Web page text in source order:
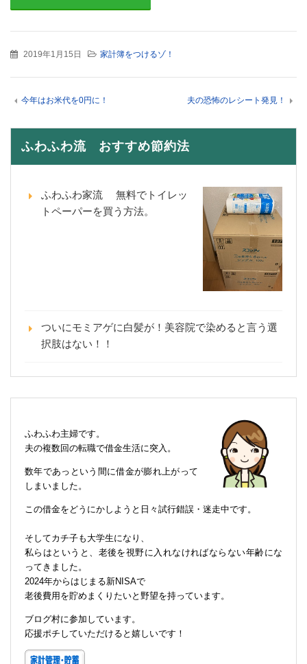
2019年1月15日 家計簿をつけるゾ！
今年はお米代を0円に！ 夫の恐怖のレシート発見！
ふわふわ流 おすすめ節約法
ふわふわ家流 無料でトイレッ
トペーパーを買う方法。
ついにモミアゲに白髪が！美容院で染めると言う選
択肢はない！！
ふわふわ主婦です。
夫の複数回の転職で借金生活に突入。
数年であっという間に借金が膨れ上がって
しまいました。
この借金をどうにかしようと日々試行錯誤・迷走中です。
そしてカチ子も大学生になり、
私らはというと、老後を視野に入れなければならない年齢にな
ってきました。
2024年からはじまる新NISAで
老後費用を貯めまくりたいと野望を持っています。
ブログ村に参加しています。
応援ポチしていただけると嬉しいです！